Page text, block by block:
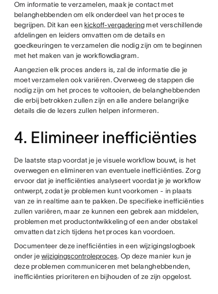
Om informatie te verzamelen, maak je contact met
belanghebbenden om elk onderdeel van het proces te
begrijpen. Dit kan een kickoff-vergadering met verschillende
afdelingen en leiders omvatten om de details en
goedkeuringen te verzamelen die nodig zijn om te beginnen
met het maken van je workflowdiagram.
Aangezien elk proces anders is, zal de informatie die je
moet verzamelen ook variëren. Overweeg de stappen die
nodig zijn om het proces te voltooien, de belanghebbenden
die erbij betrokken zullen zijn en alle andere belangrijke
details die de lezers zullen helpen informeren.
4. Elimineer inefficiënties
De laatste stap voordat je je visuele workflow bouwt, is het
overwegen en elimineren van eventuele inefficiënties. Zorg
ervoor dat je inefficiënties analyseert voordat je je workflow
ontwerpt, zodat je problemen kunt voorkomen - in plaats
van ze in realtime aan te pakken. De specifieke inefficiënties
zullen variëren, maar ze kunnen een gebrek aan middelen,
problemen met productontwikkeling of een ander obstakel
omvatten dat zich tijdens het proces kan voordoen.
Documenteer deze inefficiënties in een wijzigingslogboek
onder jewijzigingscontroleproces. Op deze manier kun je
deze problemen communiceren met belanghebbenden,
inefficiënties prioriteren en bijhouden of ze zijn opgelost.